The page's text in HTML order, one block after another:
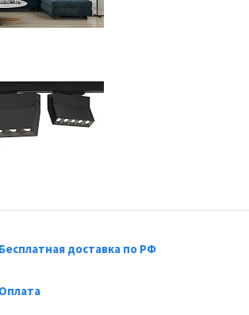
Бесплатная доставка по РФ
Оплата